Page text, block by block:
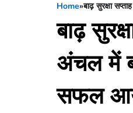
Home»बाढ़ सुरक्षा
बाढ़
अंचल में
सफल